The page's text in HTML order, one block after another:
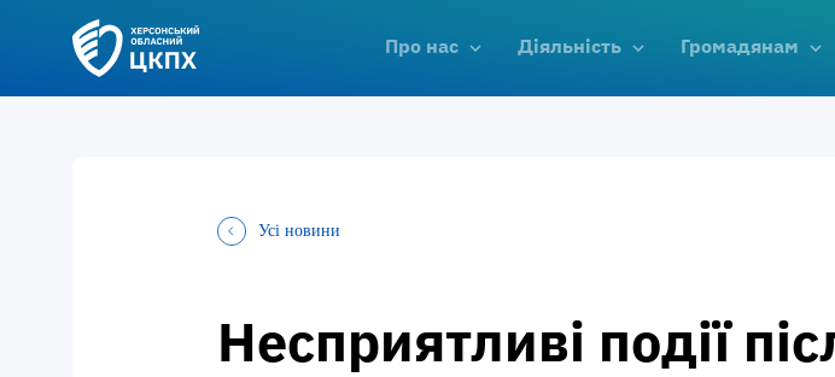
Про нас Діяльність Громадянам
Усі новини
Несприятливі події